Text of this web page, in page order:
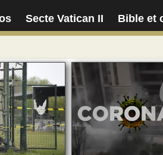
Secte Vatican II Bible et